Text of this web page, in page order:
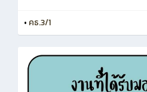
• คธ.3/1